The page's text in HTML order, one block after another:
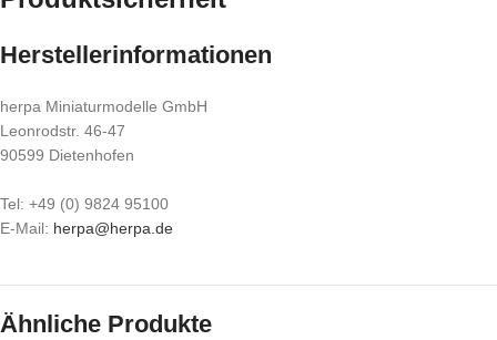
Herstellerinformationen
herpa Miniaturmodelle GmbH
Leonrodstr. 46-47
90599 Dietenhofen
Tel: +49 (0) 9824 95100
E-Mail: herpa@herpa.de
Ähnliche Produkte